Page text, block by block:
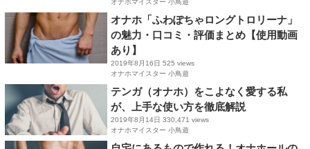
オナホマイスター 小鳥遊
オナホ「ふわぽちゃロングトロリーナ」
の魅力・口コミ・評価まとめ【使用動画
あり】
2019年8月16日 525 views
オナホマイスター 小鳥遊
テンガ（オナホ）をこよなく愛する私
が、上手な使い方を徹底解説
2019年8月14日 330,471 views
オナホマイスター 小鳥遊